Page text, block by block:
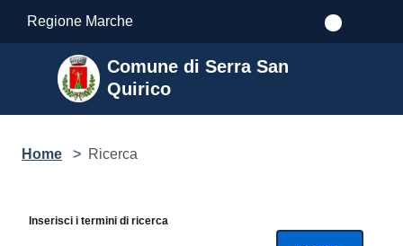
Regione Marche
Comune di Serra San
Quirico
Home > Ricerca
Inserisci i termini di ricerca